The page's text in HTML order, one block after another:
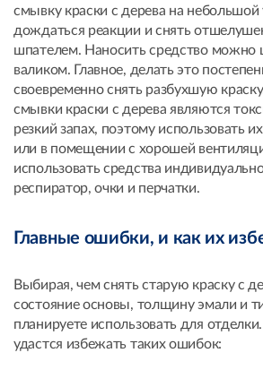
смывку краски с дерева на небольшой
дождаться реакции и снять
шпателем. Наносить средство можно
валиком. Главное, делать это
своевременно снять разбухшую
смывки краски с дерева являются
резкий запах, поэтому использовать
или в помещении с хорошей
использовать средства
респиратор, очки и перчатки.
Главные ошибки, и как их
Выбирая, чем снять старую краску с
состояние основы, толщину эмали и
планируете использовать для
удастся избежать таких ошибок: